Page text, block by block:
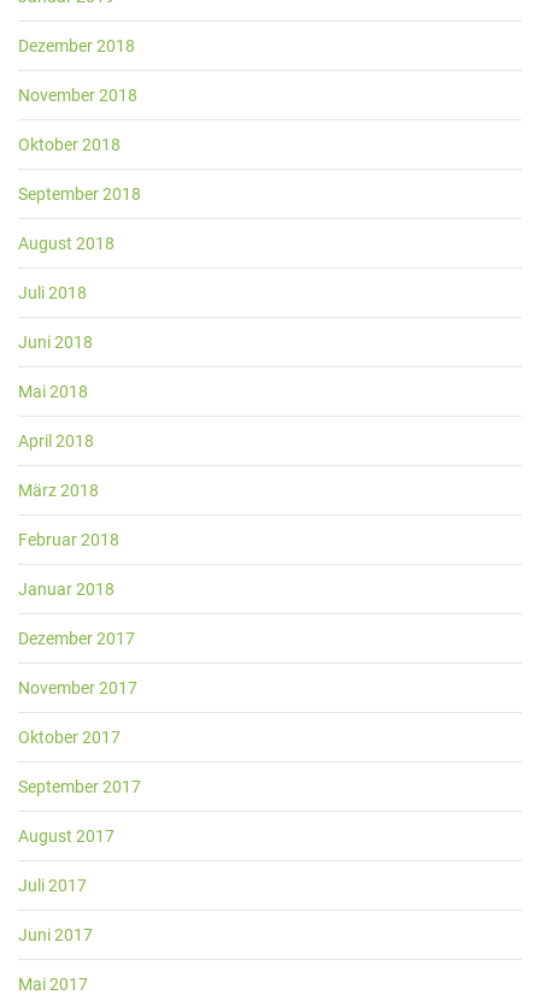
Dezember 2018
November 2018
Oktober 2018
September 2018
August 2018
Juli 2018
Juni 2018
Mai 2018
April 2018
März 2018
Februar 2018
Januar 2018
Dezember 2017
November 2017
Oktober 2017
September 2017
August 2017
Juli 2017
Juni 2017
Mai 2017